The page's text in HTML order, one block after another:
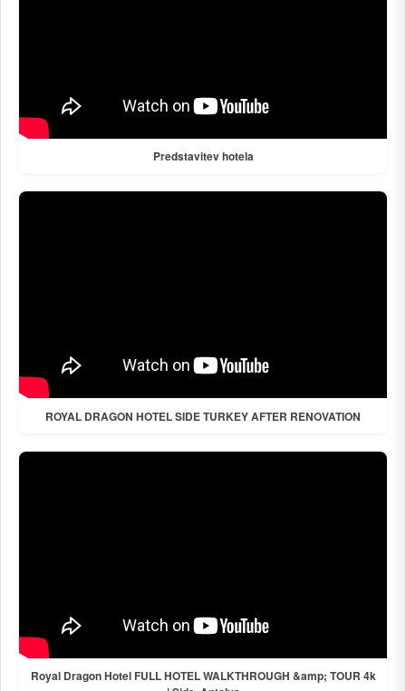
Predstavitev hotela
ROYAL DRAGON HOTEL SIDE TURKEY AFTER RENOVATION
Royal Dragon Hotel FULL HOTEL WALKTHROUGH &amp; TOUR 4k